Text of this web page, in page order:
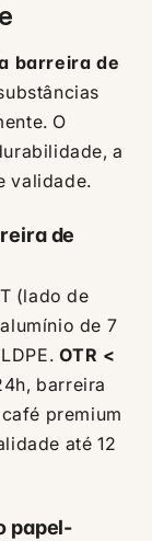
barreira de
O
a
validade.
de
(lado de
de 7
OTR <
barreira
premium
até 12
papel-